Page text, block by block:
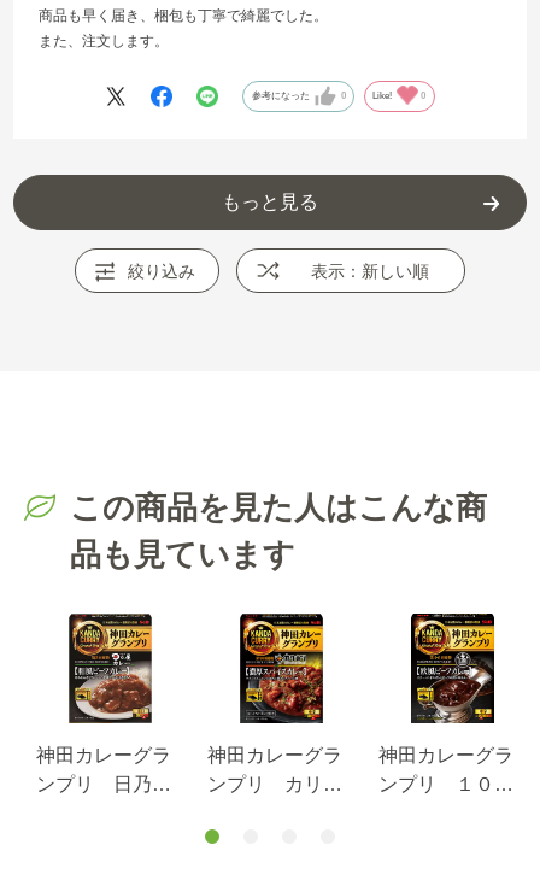
商品も早く届き、梱包も丁寧で綺麗でした。
また、注文します。
参考になった 0 Like! 0
もっと見る
絞り込み 表示：新しい順
この商品を見た人はこんな商
品も見ています
神田カレーグラ
ンプリ 日乃屋
神田カレーグラ
ンプリ カリガ
カレー １６０.
神田カレーグラ
ンプリ １００